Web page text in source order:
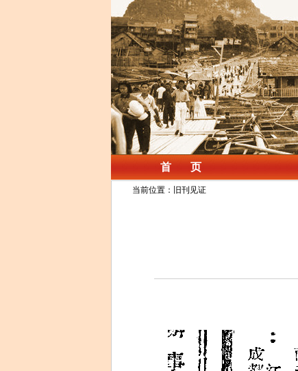
首 页
当前位置：旧刊见证